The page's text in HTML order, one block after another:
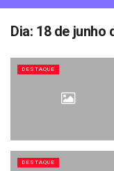
Dia: 18 de junho
DESTAQUE
DESTAQUE